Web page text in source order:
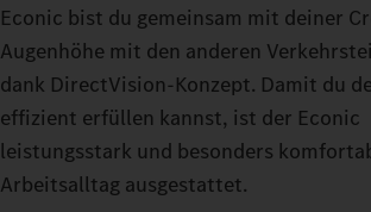
Econic bist du gemeinsam mit deiner
Augenhöhe mit den anderen
dank DirectVision-Konzept. Damit du
effizient erfüllen kannst, ist der Econic
leistungsstark und besonders
Arbeitsalltag ausgestattet.